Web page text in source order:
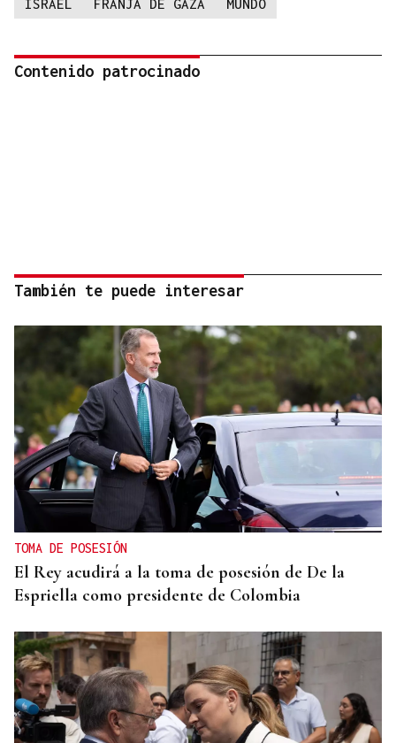
ISRAEL FRANJA DE GAZA MUNDO
Contenido patrocinado
También te puede interesar
TOMA DE POSESIÓN
El Rey acudirá a la toma de posesión de De la
Espriella como presidente de Colombia